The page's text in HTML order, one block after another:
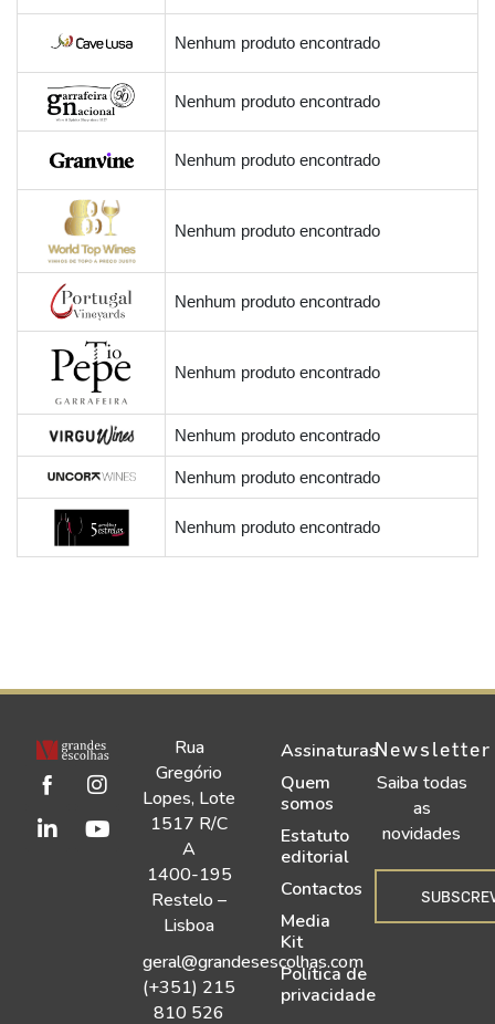
Nenhum produto encontrado
Nenhum produto encontrado
Nenhum produto encontrado
Nenhum produto encontrado
Nenhum produto encontrado
Nenhum produto encontrado
Nenhum produto encontrado
Nenhum produto encontrado
Nenhum produto encontrado
Rua
Gregório
Lopes, Lote
1517 R/C
A
1400-195
Restelo –
Lisboa
geral@grandesescolhas.com
(+351) 215
810 526
Assinaturas
Quem
somos
Estatuto
editorial
Contactos
Media
Kit
Política de
privacidade
Newsletter
Saiba todas
as
novidades